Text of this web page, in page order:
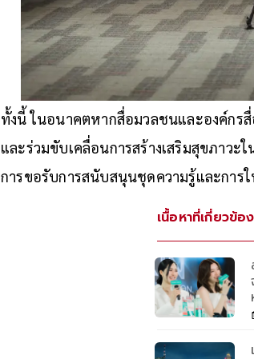
ทั้งนี้ ในอนาคตหากสื่อมวลชนและองค์กร
และร่วมขับเคลื่อนการสร้างเสริมสุขภาว
การขอรับการสนับสนุนชุดความรู้และการ
เนื้อหาที่เกี่ยวข้อง